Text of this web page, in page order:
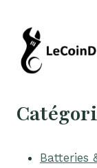
Batteries